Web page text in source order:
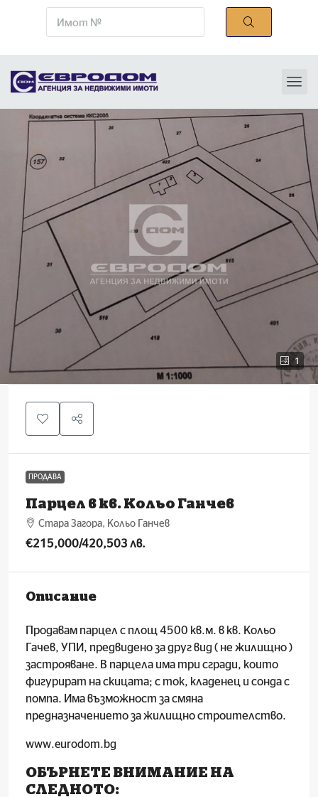
1
ПРОДАВА
Парцел в кв. Кольо Ганчев
Стара Загора, Кольо Ганчев
€215,000/420,503 лв.
Описание
Продавам парцел с площ 4500 кв.м. в кв. Кольо
Гачев, УПИ, предвидено за друг вид ( не жилищно )
застрояване. В парцела има три сгради, които
фигурират на скицата; с ток, кладенец и сонда с
помпа. Има възможност за смяна
предназначението за жилищно строителство.
www.eurodom.bg
ОБЪРНЕТЕ ВНИМАНИЕ НА
СЛЕДНОТО: